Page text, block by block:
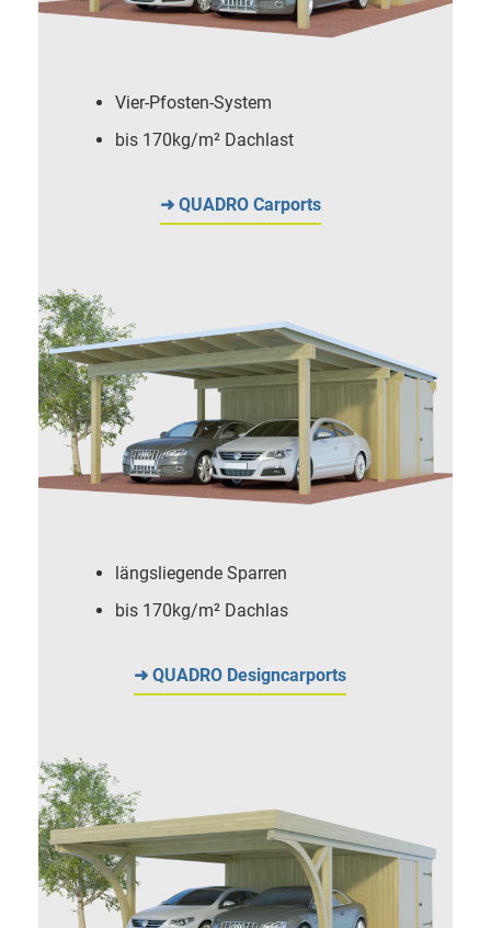
Vier-Pfosten-System
bis 170kg/m² Dachlast
➜ QUADRO Carports
längsliegende Sparren
bis 170kg/m² Dachlas
➜ QUADRO Designcarports